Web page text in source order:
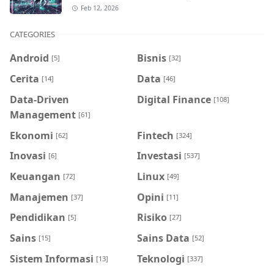
Feb 12, 2026
CATEGORIES
Android [5] Bisnis [32]
Cerita [14] Data [46]
Data-Driven
Management [61]
Digital Finance [108]
Ekonomi [62] Fintech [324]
Inovasi [6] Investasi [537]
Keuangan [72] Linux [49]
Manajemen [37] Opini [11]
Pendidikan [5] Risiko [27]
Sains [15] Sains Data [52]
Sistem Informasi [13] Teknologi [337]